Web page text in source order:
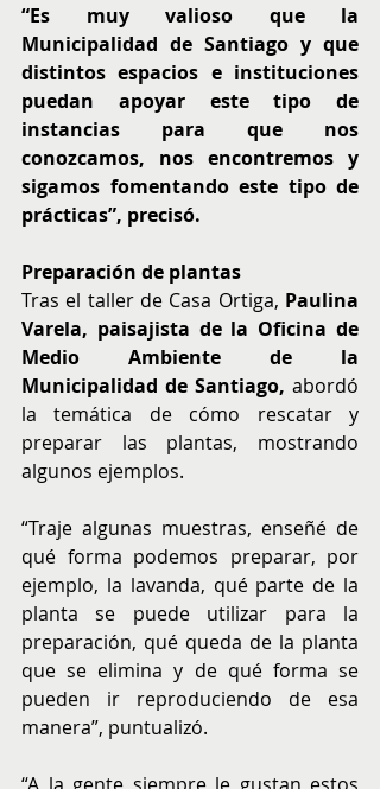
“Es muy valioso que la
Municipalidad de Santiago y que
distintos espacios e instituciones
puedan apoyar este tipo de
instancias para que nos
conozcamos, nos encontremos y
sigamos fomentando este tipo de
prácticas”, precisó.
Preparación de plantas
Tras el taller de Casa Ortiga, Paulina
Varela, paisajista de la Oficina de
Medio Ambiente de la
Municipalidad de Santiago, abordó
la temática de cómo rescatar y
preparar las plantas, mostrando
algunos ejemplos.
“Traje algunas muestras, enseñé de
qué forma podemos preparar, por
ejemplo, la lavanda, qué parte de la
planta se puede utilizar para la
preparación, qué queda de la planta
que se elimina y de qué forma se
pueden ir reproduciendo de esa
manera”, puntualizó.